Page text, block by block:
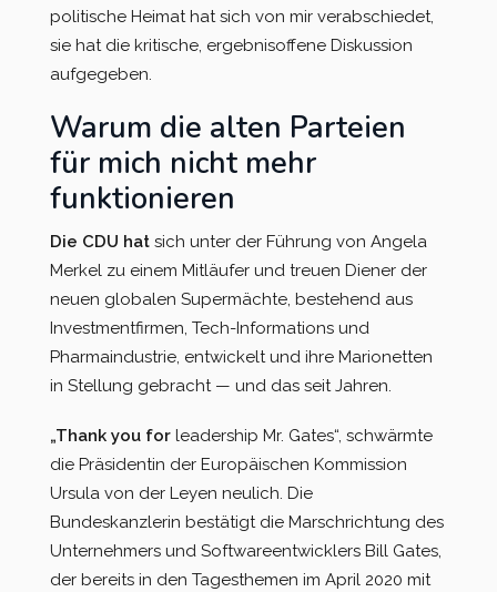
politische Heimat hat sich von mir verabschiedet,
sie hat die kritische, ergebnisoffene Diskussion
aufgegeben.
Warum die alten Parteien
für mich nicht mehr
funktionieren
Die CDU hat sich unter der Führung von Angela
Merkel zu einem Mitläufer und treuen Diener der
neuen globalen Supermächte, bestehend aus
Investmentfirmen, Tech-Informations und
Pharmaindustrie, entwickelt und ihre Marionetten
in Stellung gebracht — und das seit Jahren.
„Thank you for leadership Mr. Gates“, schwärmte
die Präsidentin der Europäischen Kommission
Ursula von der Leyen neulich. Die
Bundeskanzlerin bestätigt die Marschrichtung des
Unternehmers und Softwareentwicklers Bill Gates,
der bereits in den Tagesthemen im April 2020 mit